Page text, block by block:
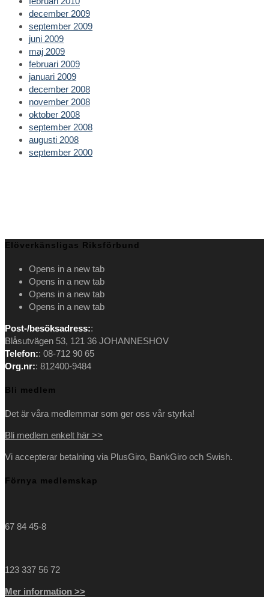
december 2009
september 2009
juni 2009
maj 2009
februari 2009
januari 2009
december 2008
november 2008
oktober 2008
september 2008
augusti 2008
september 2000
Elöverkänsligas Riksförbund
Opens in a new tab
Opens in a new tab
Opens in a new tab
Opens in a new tab
Post-/besöksadress::
Blåsutvägen 53, 121 36 JOHANNESHOV
Telefon:: 08-712 90 65
Org.nr:: 812400-9484
Bli medlem
Det är våra medlemmar som ger oss vår styrka!
Bli medlem enkelt här >>
Vi accepterar betalning via PlusGiro, BankGiro och Swish.
Förnya medlemskap
67 84 45-8
123 337 56 72
Mer information >>